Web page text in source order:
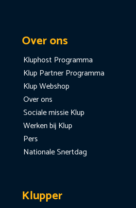
Over ons
Kluphost Programma
Klup Partner Programma
Klup Webshop
Over ons
Sociale missie Klup
Werken bij Klup
Pers
Nationale Snertdag
Klupper